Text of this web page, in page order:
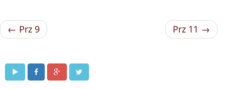
← Prz 9 Prz 11 →